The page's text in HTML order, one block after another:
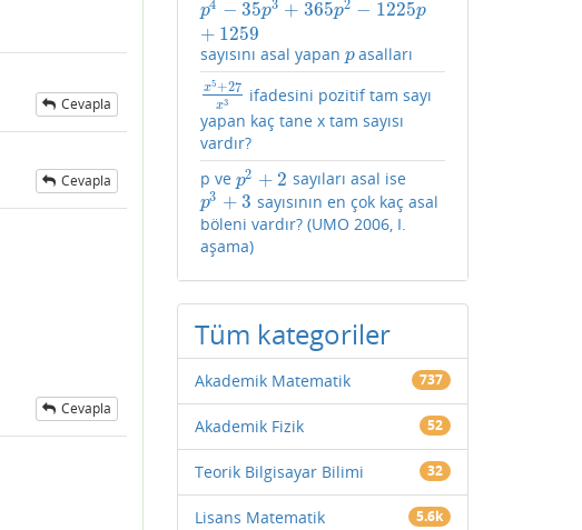
Cevapla
Cevapla
Cevapla
p4 − 35p3 + 365p2 − 1225p
+ 1259
p4 −35p3+365 p2−1225p +1259
sayısını asal yapan p
pasalları
x5+27
x3
x5+27 x3
ifadesini pozitif tam sayı
yapan kaç tane x tam sayısı
vardır?
p ve p2 + 2
p2 +2 sayıları asal ise
p3 + 3
p3 +3
sayısının en çok kaç asal
böleni vardır? (UMO 2006, I.
aşama)
Tüm kategoriler
Akademik Matematik 737
Akademik Fizik 52
Teorik Bilgisayar Bilimi 32
Lisans Matematik 5.6k